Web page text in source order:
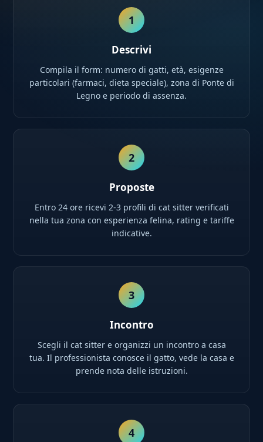
1
Descrivi
Compila il form: numero di gatti, età, esigenze
particolari (farmaci, dieta speciale), zona di Ponte di
Legno e periodo di assenza.
2
Proposte
Entro 24 ore ricevi 2-3 profili di cat sitter verificati
nella tua zona con esperienza felina, rating e tariffe
indicative.
3
Incontro
Scegli il cat sitter e organizzi un incontro a casa
tua. Il professionista conosce il gatto, vede la casa e
prende nota delle istruzioni.
4